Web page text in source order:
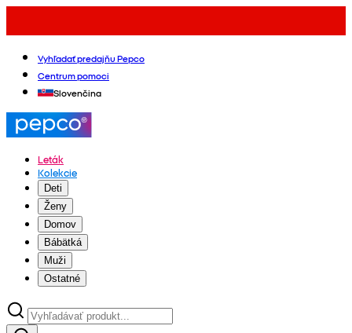
Vyhľadať predajňu Pepco
Centrum pomoci
Slovenčina
Leták
Kolekcie
Deti
Ženy
Domov
Bábätká
Muži
Ostatné